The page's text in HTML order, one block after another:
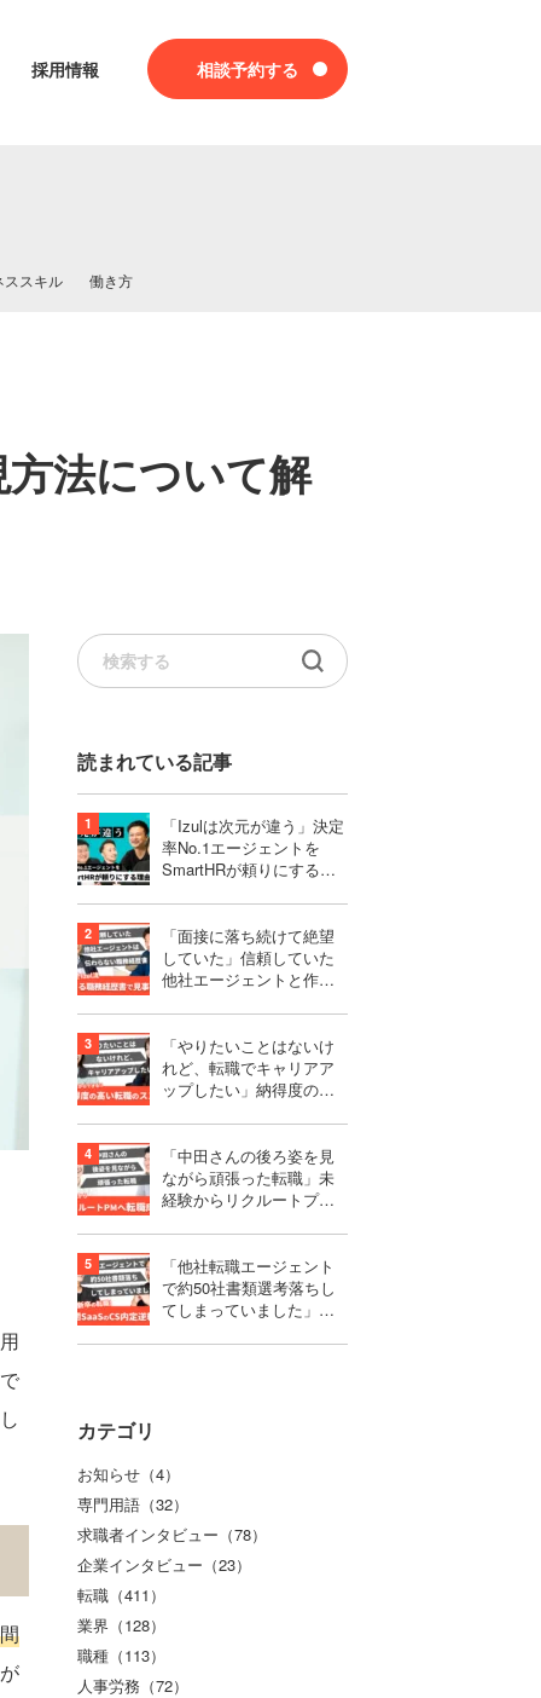
採用情報 相談予約する
ススキル 働き方
法について解
読まれている記事
「Izulは次元が違う」決定
率No.1エージェントを
SmartHRが頼りにする理
「面接に落ち続けて絶望
していた」信頼していた
他社エージェントと作り
い職務経歴書だった
「やりたいことはないけ
れど、転職でキャリアア
ップしたい」納得度の高
活動のススメ
「中田さんの後ろ姿を見
ながら頑張った転職」未
経験からリクルートプロ
職成功！
「他社転職エージェント
で約50社書類選考落ちし
てしまっていました」第
定を獲得するまで
カテゴリ
お知らせ（4）
専門用語（32）
求職者インタビュー（78）
企業インタビュー（23）
転職（411）
業界（128）
職種（113）
人事労務（72）